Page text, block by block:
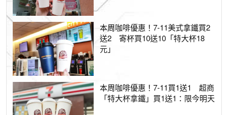
本周咖啡優惠！7-11美式拿鐵買2
送2 寄杯買10送10「特大杯18
元」
本周咖啡優惠！7-11買1送1 超商
「特大杯拿鐵」買1送1：限今明天